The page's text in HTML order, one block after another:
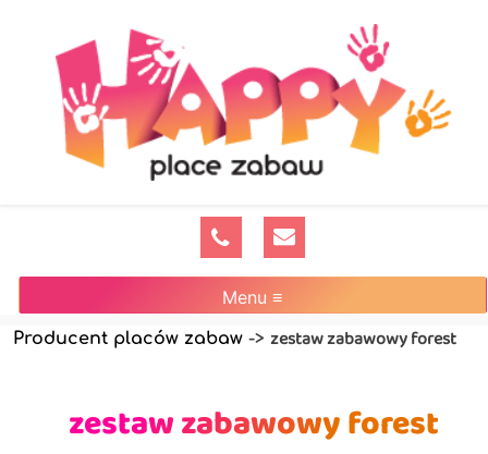
Menu ≡
Producent placów zabaw -> zestaw zabawowy forest
zestaw zabawowy forest